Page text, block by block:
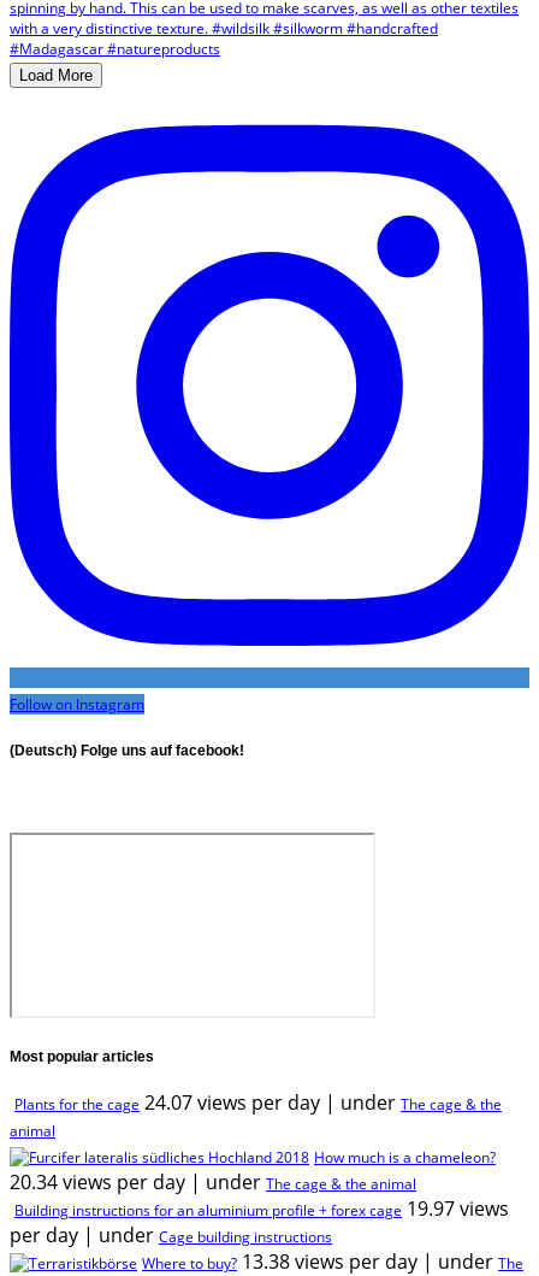
Load More
Follow on Instagram
(Deutsch) Folge uns auf facebook!
Most popular articles
Plants for the cage 24.07 views per day | under The cage & the
animal
How much is a chameleon?
20.34 views per day | under The cage & the animal
Building instructions for an aluminium profile + forex cage 19.97 views
per day | under Cage building instructions
Where to buy? 13.38 views per day | under The